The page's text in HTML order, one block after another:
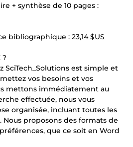
+ synthèse de 10 pages :
bibliographique : 23,14 $US
?
SciTech_Solutions est simple et
vos besoins et vos
mettons immédiatement au
effectuée, nous vous
organisée, incluant toutes les
Nous proposons des formats de
que ce soit en Word